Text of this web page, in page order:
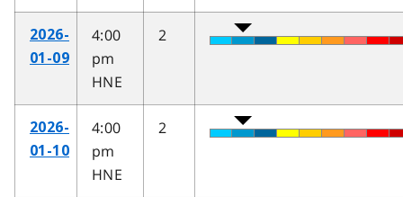
2026-
01-09
4:00
pm
HNE
2
2026-
01-10
4:00
pm
HNE
2